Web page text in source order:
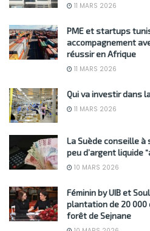
11 MARS 2026
PME et startups
accompagnement
réussir en Afrique
11 MARS 2026
Qui va investir dans
11 MARS 2026
La Suède conseille
peu d’argent liquide
10 MARS 2026
Féminin by UIB et
plantation de 20
forêt de Sejnane